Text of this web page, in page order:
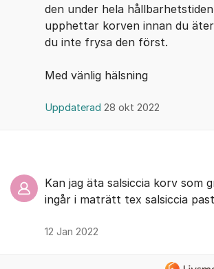
den under hela
upphettar korven innan du
du inte frysa den först.
Med vänlig hälsning
Uppdaterad 28 okt 2022
Kan jag äta salsiccia korv som
ingår i maträtt tex salsiccia
12 Jan 2022